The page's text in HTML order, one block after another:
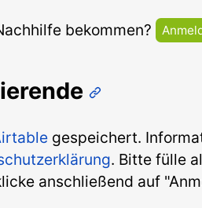
bekommen?
gespeichert.
. Bitte fülle
anschließend auf